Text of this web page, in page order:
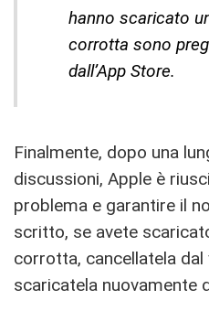
hanno scaricato
corrotta sono
dall’App Store.
Finalmente, dopo una
discussioni, Apple è
problema e garantire il
scritto, se avete
corrotta, cancellatela
scaricatela nuovamente